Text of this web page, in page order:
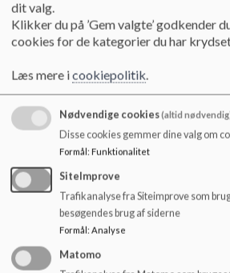
udefra og er med til at gøre teater- og
oplevelse.
vores fælles multihal.
Kirken/præsten – laver minikonfirmand for
3-6 årgang og selvfølgelig
Der er også de tilbagevendende
huset:
Eleverne på 5. og 6. årgang arbejder
hvor de mødes og afprøver deres
3. og 4. årgang deltager årligt i
dit valg.
Klikker du på ’Gem valgte’ godkender
cookies for de kategorier du har
Læs mere icookiepolitik.
Nødvendige cookies(altid
Disse cookies gemmer dine valg om
Formål: Funktionalitet
SiteImprove
Trafikanalyse fra Siteimprove som
besøgendes brug af siderne
Formål: Analyse
Matomo